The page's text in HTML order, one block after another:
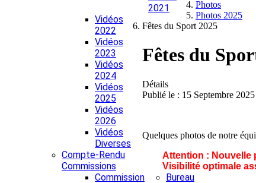
2021
Vidéos
2022
Vidéos
2023
Vidéos
2024
Vidéos
2025
Vidéos
2026
Vidéos
Diverses
Compte-Rendu
Commissions
Commission
Bureau
Photos
Photos 2025
Fêtes du Sport 2025
Fêtes du
Détails
Publié le : 15 Septembre 2025
Quelques photos de notre
Attention : Nouvelle
Visibilité optimale